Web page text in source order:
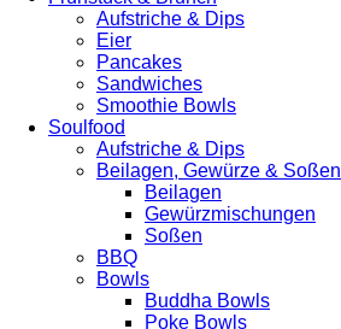
Aufstriche & Dips
Eier
Pancakes
Sandwiches
Smoothie Bowls
Soulfood
Aufstriche & Dips
Beilagen, Gewürze & Soßen
Beilagen
Gewürzmischungen
Soßen
BBQ
Bowls
Buddha Bowls
Poke Bowls